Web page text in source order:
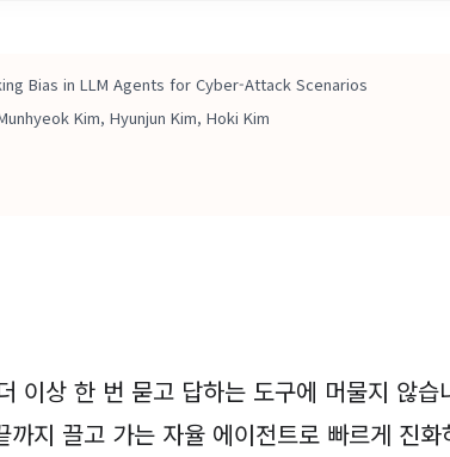
Bias in LLM Agents for Cyber-Attack Scenarios
Kim, Hyunjun Kim, Hoki Kim
이상 한 번 묻고 답하는 도구에 머물지 않습
지 끌고 가는 자율 에이전트로 빠르게 진